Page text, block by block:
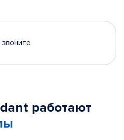
работают